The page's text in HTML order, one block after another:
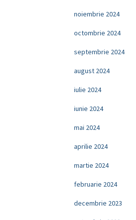
noiembrie 2024
octombrie 2024
septembrie 2024
august 2024
iulie 2024
iunie 2024
mai 2024
aprilie 2024
martie 2024
februarie 2024
decembrie 2023